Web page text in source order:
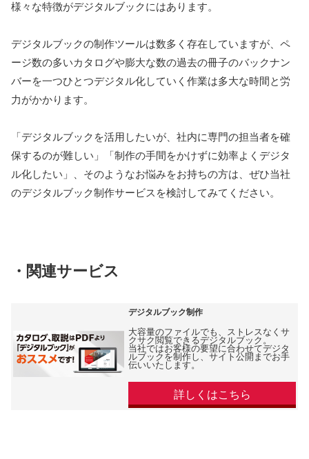
様々な特徴がデジタルブックにはあります。
デジタルブックの制作ツールは数多く存在していますが、ペ
ージ数の多いカタログや膨大な数の過去の冊子のバックナン
バーを一つひとつデジタル化していく作業は多大な時間と労
力がかかります。
「デジタルブックを活用したいが、社内に専門の担当者を確
保するのが難しい」「制作の手間をかけずに効率よくデジタ
ル化したい」、そのようなお悩みをお持ちの方は、ぜひ当社
のデジタルブック制作サービスを検討してみてください。
・関連サービス
デジタルブック制作
大容量のファイルでも、ストレスなくサ
クサク閲覧できるデジタルブック。
当社ではお客様の要望に合わせてデジタ
ルブックを制作し、サイト公開までお手
伝いいたします。
詳しくはこちら